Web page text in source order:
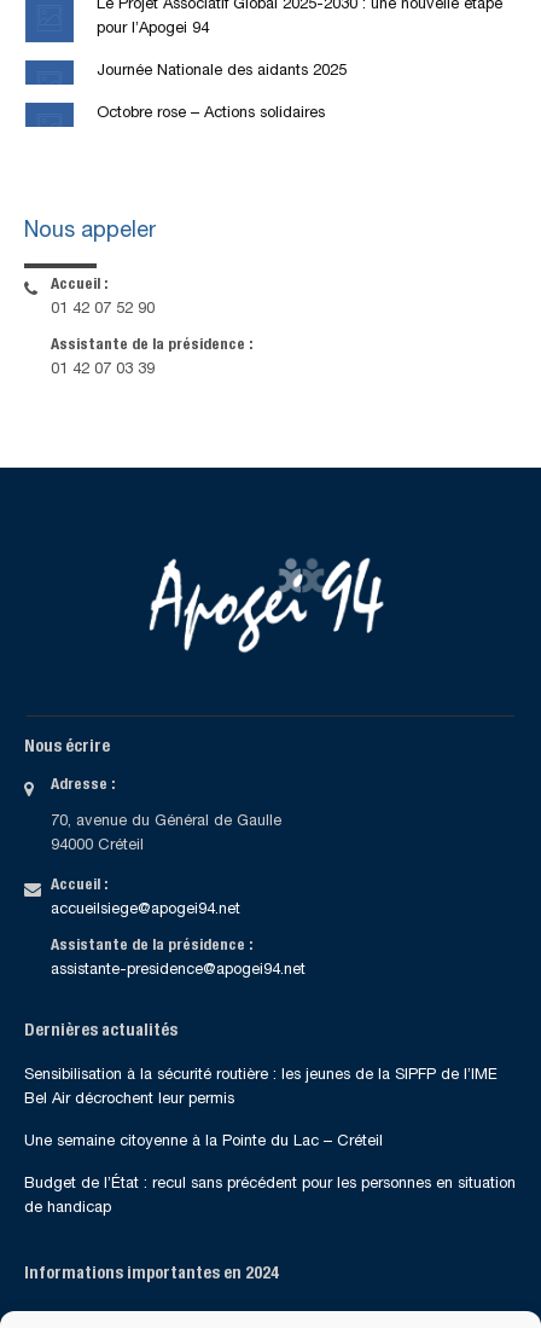
Le Projet Associatif Global 2025-2030 : une nouvelle étape
pour l’Apogei 94
Journée Nationale des aidants 2025
Octobre rose – Actions solidaires
Nous appeler
Accueil :
01 42 07 52 90
Assistante de la présidence :
01 42 07 03 39
Nous écrire
Adresse :
70, avenue du Général de Gaulle
94000 Créteil
Accueil :
accueilsiege@apogei94.net
Assistante de la présidence :
assistante-presidence@apogei94.net
Dernières actualités
Sensibilisation à la sécurité routière : les jeunes de la SIPFP de l’IME
Bel Air décrochent leur permis
Une semaine citoyenne à la Pointe du Lac – Créteil
Budget de l’État : recul sans précédent pour les personnes en situation
de handicap
Informations importantes en 2024